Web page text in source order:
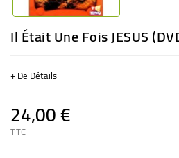
Il Était Une Fois JESUS
+ De Détails
24,00 €
TTC